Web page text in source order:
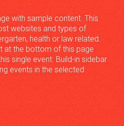
with sample content. This
websites and types of
health or law related.
at the bottom of this page
single event. Build-in sidebar
events in the selected